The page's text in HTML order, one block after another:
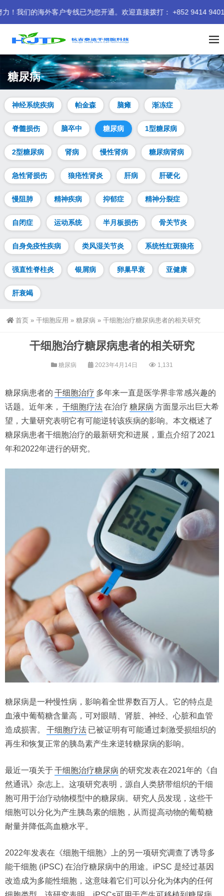
们的海外客户专线已为您开通。欢迎直接拨打： +852 9414 9401 我
糖尿病
神经系统疾病 帕金森 脑瘫 渐冻症
脊髓损伤 脑卒中 糖尿病 1型糖尿病
2型糖尿病 肾病 慢性肾病 糖尿病肾病
急性肾损伤 狼疮性肾炎 肝病 肝硬化
慢阻肺 精神疾病 抑郁症 精神分裂症
自闭症 运动系统 半月板损伤 骨关节炎
自身免疫性疾病 类风湿关节炎 系统性红斑狼疮
强直性脊柱炎 银屑病 卵巢早衰 亚健康
肝衰竭
首页 » 干细胞应用 » 糖尿病 » 干细胞治疗糖尿病患者的相关研究
干细胞治疗糖尿病患者的相关研究
糖尿病 2023年4月14日 1,131
糖尿病患者的 干细胞治疗 多年来一直是医学界非常感兴趣的
话题。近年来， 干细胞疗法在治疗 糖尿病 方面显示出巨大希
望，大量研究表明它有可能逆转该疾病的影响。本文概述了
糖尿病患者干细胞治疗的最新研究和进展，重点介绍了2021
年和2022年进行的研究。
糖尿病是一种慢性病，影响着全世界数百万人。它的特点是
血液中葡萄糖含量高，可对眼睛、肾脏、神经、心脏和血管
造成损害。
干细胞疗法 已被证明有可能通过刺激受损组织的
再生和恢复正常的胰岛素产生来逆转糖尿病的影响。
最近一项关于干细胞治疗糖尿病 的研究发表在2021年的《自
然通讯》杂志上。这项研究表明，源自人类脐带组织的干细
胞可用于治疗动物模型中的糖尿病。研究人员发现，这些干
细胞可以分化为产生胰岛素的细胞，从而提高动物的葡萄糖
耐量并降低高血糖水平。
2022年发表在《细胞干细胞》上的另一项研究调查了诱导多
能干细胞 (iPSC) 在治疗糖尿病中的用途。iPSC 是经过基因
改造成为多能性细胞，这意味着它们可以分化为体内的任何